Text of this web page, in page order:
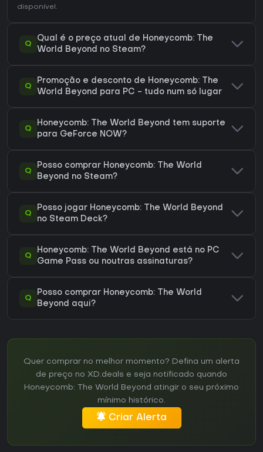
disponível.
Q
Qual é o preço atual de Honeycomb: The
World Beyond no Steam?
Q
Promoção e desconto de Honeycomb: The
World Beyond para PC - tudo num só lugar
Q
Honeycomb: The World Beyond tem suporte
para GeForce NOW?
Q
Posso comprar Honeycomb: The World
Beyond no Steam?
Q
Posso jogar Honeycomb: The World Beyond
no Steam Deck?
Q
Honeycomb: The World Beyond está no PC
Game Pass ou noutras assinaturas?
Q
Posso comprar Honeycomb: The World
Beyond aqui?
Quer comprar no melhor momento? Defina um alerta
de preço no XD.deals e seja notificado quando
Honeycomb: The World Beyond atingir o seu próximo
mínimo histórico.
Criar Alerta